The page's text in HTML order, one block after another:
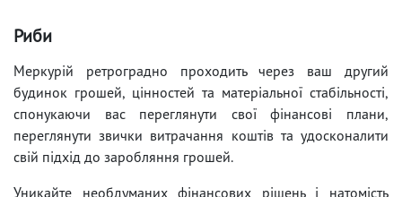
Риби
Меркурій ретроградно проходить через ваш другий
будинок грошей, цінностей та матеріальної стабільності,
спонукаючи вас переглянути свої фінансові плани,
переглянути звички витрачання коштів та удосконалити
свій підхід до заробляння грошей.
Уникайте необдуманих фінансових рішень і натомість